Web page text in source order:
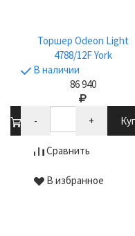
Торшер Odeon Light
4788/12F York
В наличии
86 940
- +
Сравнить
В избранное